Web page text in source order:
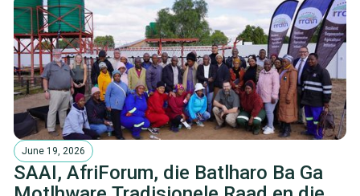
June 19, 2026
SAAI, AfriForum, die Batlharo Ba Ga